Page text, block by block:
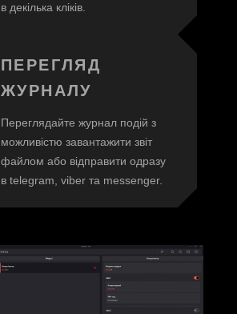
в декілька кліків.
ПЕРЕГЛЯД
ЖУРНАЛУ
Переглядайте журнал подій з
можливістю завантажити звіт
файлом або відправити одразу
в telegram, viber та messenger.